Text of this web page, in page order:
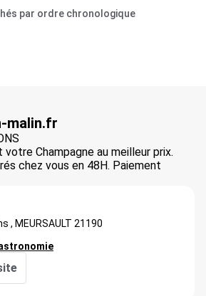
par ordre chronologique
malin.fr
Champagne au meilleur prix.
chez vous en 48H. Paiement
, MEURSAULT 21190